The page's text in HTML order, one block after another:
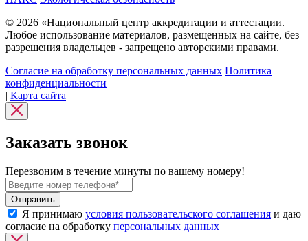
© 2026 «Национальный центр аккредитации и аттестации.
Любое использование материалов, размещенных на сайте, без
разрешения владельцев - запрещено авторскими правами.
Согласие на обработку персональных данных Политика
конфиденциальности
| Карта сайта
Заказать звонок
Перезвоним в течение минуты по вашему номеру!
Я принимаю условия пользовательского соглашения и даю
согласие на обработку персональных данных